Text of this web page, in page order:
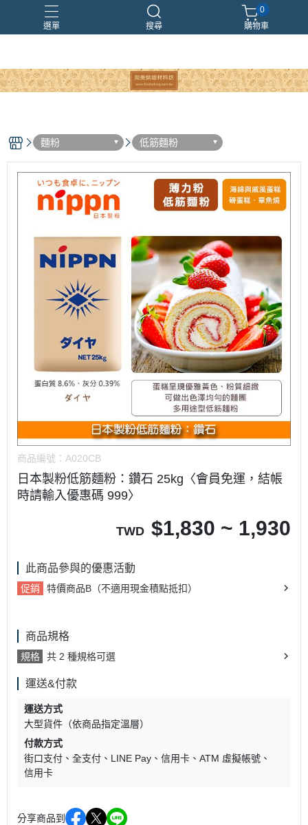
選單 搜尋
0
購物車
麵粉 低筋麵粉
商品編號： A020CB
日本製粉低筋麵粉：鑽石 25kg〈會員免運，結帳
時請輸入優惠碼 999〉
TWD $1,830 ~ 1,930
此商品參與的優惠活動
促銷 特價商品B（不適用現金積點抵扣）
商品規格
規格 共 2 種規格可選
運送&付款
運送方式
大型貨件（依商品指定溫層）
付款方式
街口支付
全支付 LINE Pay 信用卡
ATM 虛擬帳號
信用卡
分享商品到